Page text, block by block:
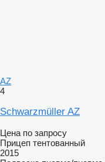
AZ
4
Schwarzmüller AZ
Цена по запросу
Прицеп тентованный
2015